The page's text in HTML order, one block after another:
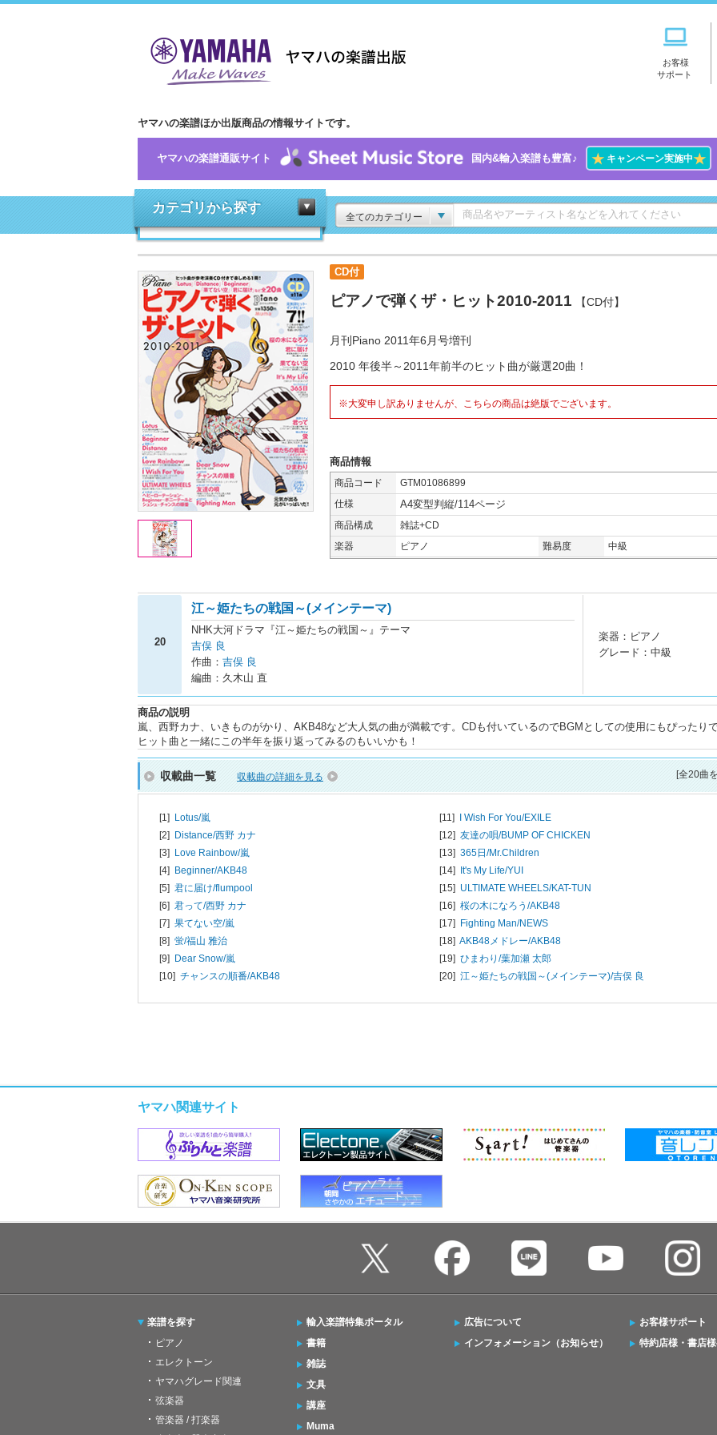
お客様
サポート
ヤマハの楽譜ほか出版商品の情報サイトです。
ヤマハの楽譜通販サイト 国内&輸入楽譜も豊富♪ ★キャンペーン実施中★
カテゴリから探す
全てのカテゴリー
CD付
ピアノで弾くザ・ヒット2010-2011 【CD付】
月刊Piano 2011年6月号増刊
2010 年後半～2011年前半のヒット曲が厳選20曲！
※大変申し訳ありませんが、こちらの商品は絶版でございます。
商品情報
商品コード
GTM01086899
仕様
A4変型判縦/114ページ
商品構成
雑誌+CD
楽器
ピアノ 難易度 中級
20
江～姫たちの戦国～(メインテーマ)
NHK大河ドラマ『江～姫たちの戦国～』テーマ
吉俣 良
作曲： 吉俣 良
編曲：久木山 直
楽器：ピアノ
グレード：中級
商品の説明
嵐、西野カナ、いきものがかり、AKB48など大人気の曲が満載です。CDも付いているのでBGMとしての使用にもぴったりで
ヒット曲と一緒にこの半年を振り返ってみるのもいいかも！
収載曲一覧 収載曲の詳細を見る [全20曲
[1] Lotus/嵐
[2] Distance/西野 カナ
[3] Love Rainbow/嵐
[4] Beginner/AKB48
[5] 君に届け/flumpool
[6] 君って/西野 カナ
[7] 果てない空/嵐
[8] 蛍/福山 雅治
[9] Dear Snow/嵐
[10] チャンスの順番/AKB48
[11] I Wish For You/EXILE
[12] 友達の唄/BUMP OF CHICKEN
[13] 365日/Mr.Children
[14] It's My Life/YUI
[15] ULTIMATE WHEELS/KAT-TUN
[16] 桜の木になろう/AKB48
[17] Fighting Man/NEWS
[18] AKB48メドレー/AKB48
[19] ひまわり/葉加瀬 太郎
[20] 江～姫たちの戦国～(メインテーマ)/吉俣 良
ヤマハ関連サイト
楽譜を探す
ピアノ
エレクトーン
ヤマハグレード関連
弦楽器
管楽器 / 打楽器
輸入楽譜特集ポータル
書籍
雑誌
文具
講座
Muma
広告について
インフォメーション（お知らせ）
お客様サポート
特約店様・書店